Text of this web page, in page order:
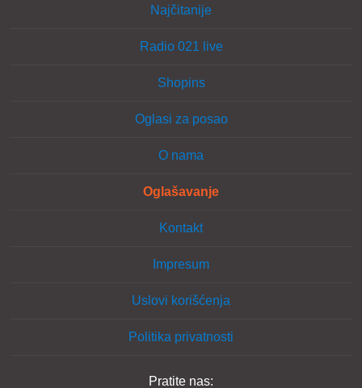
Najčitanije
Radio 021 live
Shopins
Oglasi za posao
O nama
Oglašavanje
Kontakt
Impresum
Uslovi korišćenja
Politika privatnosti
Pratite nas: